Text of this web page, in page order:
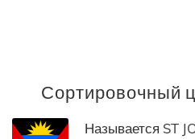
Сортировочный
Называется ST